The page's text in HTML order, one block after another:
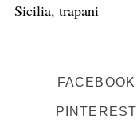
Sicilia, trapani
FACEBOOK
PINTEREST